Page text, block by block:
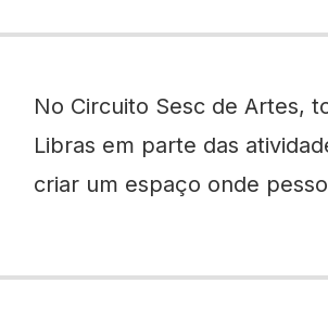
No Circuito Sesc de Artes,
Libras em parte das
criar um espaço onde